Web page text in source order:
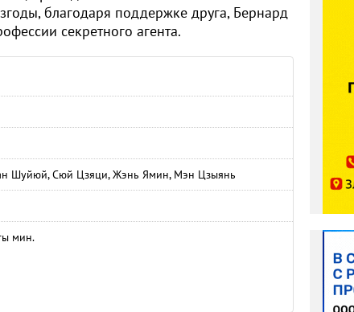
благодаря поддержке друга, Бернард
секретного агента.
Шуйюй, Сюй Цзяци, Жэнь Ямин, Мэн Цзыянь
мин.